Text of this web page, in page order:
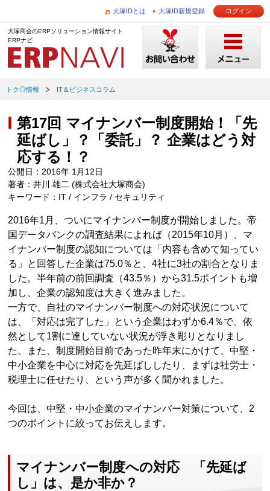
大塚IDとは 大塚ID新規登録 ログイン
大塚商会のERPソリューション情報サイト
ERPナビ
トク◎情報 IT＆ビジネスコラム
第17回 マイナンバー制度開始！「先
延ばし」？「委託」？ 企業はどう対
応する！？
公開日：2016年 1月12日
著者：井川 雄二 (株式会社大塚商会)
キーワード：IT / インフラ / セキュリティ
2016年1月、ついにマイナンバー制度が開始しました。帝
国データバンクの調査結果によれば（2015年10月）、マ
イナンバー制度の認知については「内容も含めて知ってい
る」と回答した企業は75.0％と、4社に3社の割合となりま
した。半年前の前回調査（43.5％）から31.5ポイントも増
加し、企業の認知度は大きく進みました。
一方で、自社のマイナンバー制度への対応状況について
は、「対応は完了した」という企業はわずか6.4％で、依
然として1割に達していない状況が浮き彫りとなりまし
た。また、制度開始目前であった昨年末にかけて、中堅・
中小企業を中心に対応を先延ばししたり、まずは社労士・
税理士に任せたり、という声が多く聞かれました。
今回は、中堅・中小企業のマイナンバー対策について、2
つのポイントに絞ってお伝えします。
マイナンバー制度への対応 「先延ば
し」は、是か非か？